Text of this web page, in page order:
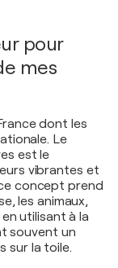
pour
mes
dont les
Le
est le
vibrantes et
concept prend
les animaux,
utilisant à la
souvent un
sur la toile.